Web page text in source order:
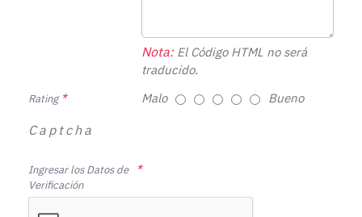
Nota:El Código HTML no será
traducido.
Rating Malo Bueno
Captcha
Ingresar los Datos de
Verificación